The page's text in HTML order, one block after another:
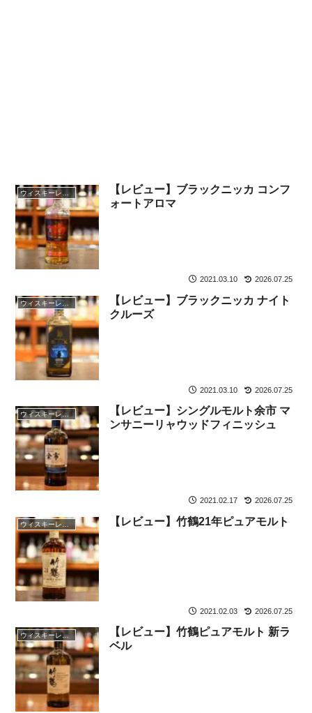
ウィスキーレビュー
【レビュー】ブラックニッカ コンフ
ォートアロマ
2021.03.10 2026.07.25
ウィスキーレビュー
【レビュー】ブラックニッカ ナイト
クルーズ
2021.03.10 2026.07.25
ウィスキーレビュー
【レビュー】シングルモルト余市 マ
ンサニーリャウッドフィニッシュ
2021.02.17 2026.07.25
【レビュー】竹鶴21年ピュアモルト
2021.02.03 2026.07.25
ウィスキーレビュー
【レビュー】竹鶴ピュアモルト 新ラ
ベル